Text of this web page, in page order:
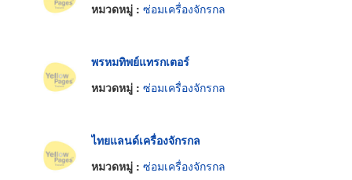
หมวดหมู่ : ซ่อมเครื่องจักรกล
พรหมทิพย์แทรกเตอร์
หมวดหมู่ : ซ่อมเครื่องจักรกล
ไทยแลนด์เครื่องจักรกล
หมวดหมู่ : ซ่อมเครื่องจักรกล